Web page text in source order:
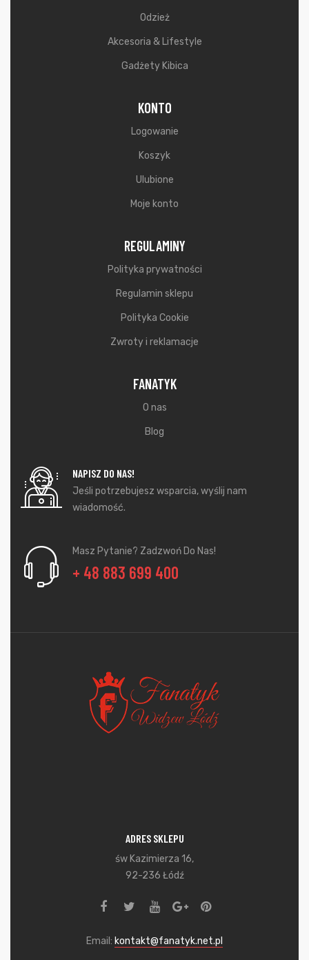
Odzież
Akcesoria & Lifestyle
Gadżety Kibica
KONTO
Logowanie
Koszyk
Ulubione
Moje konto
REGULAMINY
Polityka prywatności
Regulamin sklepu
Polityka Cookie
Zwroty i reklamacje
FANATYK
O nas
Blog
NAPISZ DO NAS!
Jeśli potrzebujesz wsparcia, wyślij nam
wiadomość.
Masz Pytanie? Zadzwoń Do Nas!
+ 48 883 699 400
ADRES SKLEPU
św Kazimierza 16,
92-236 Łódź
Email: kontakt@fanatyk.net.pl